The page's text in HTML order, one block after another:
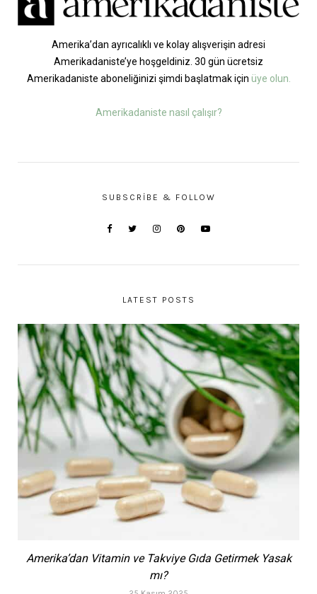
Amerika’dan ayrıcalıklı ve kolay alışverişin adresi
Amerikadaniste’ye hoşgeldiniz. 30 gün ücretsiz
Amerikadaniste aboneliğinizi şimdi başlatmak için üye olun.
Amerikadaniste nasıl çalışır?
SUBSCRIBE & FOLLOW
LATEST POSTS
Amerika’dan Vitamin ve Takviye Gıda Getirmek Yasak
mı?